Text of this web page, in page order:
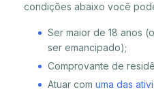
condições abaixo você
Ser maior de 18 anos
ser emancipado);
Comprovante de
Atuar com uma das